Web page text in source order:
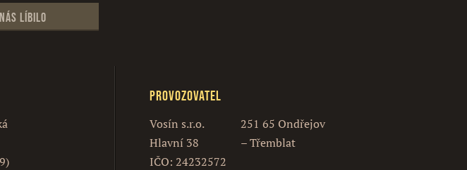
nás líbilo
Provozovatel
Vosín s.r.o.
Hlavní 38
251 65 Ondřejov
– Třemblat
IČO: 24232572